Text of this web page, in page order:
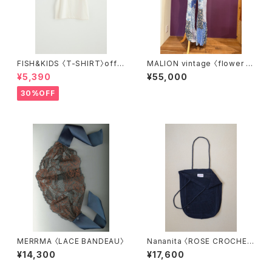
FISH&KIDS 〈T-SHIRT〉off
white
¥5,390
30%OFF
MALION vintage 〈flower ra
yon pants〉 blue
¥55,000
MERRMA 〈LACE BANDEAU〉
¥14,300
Nananita 〈ROSE CROCHET
BAG〉BLACK
¥17,600